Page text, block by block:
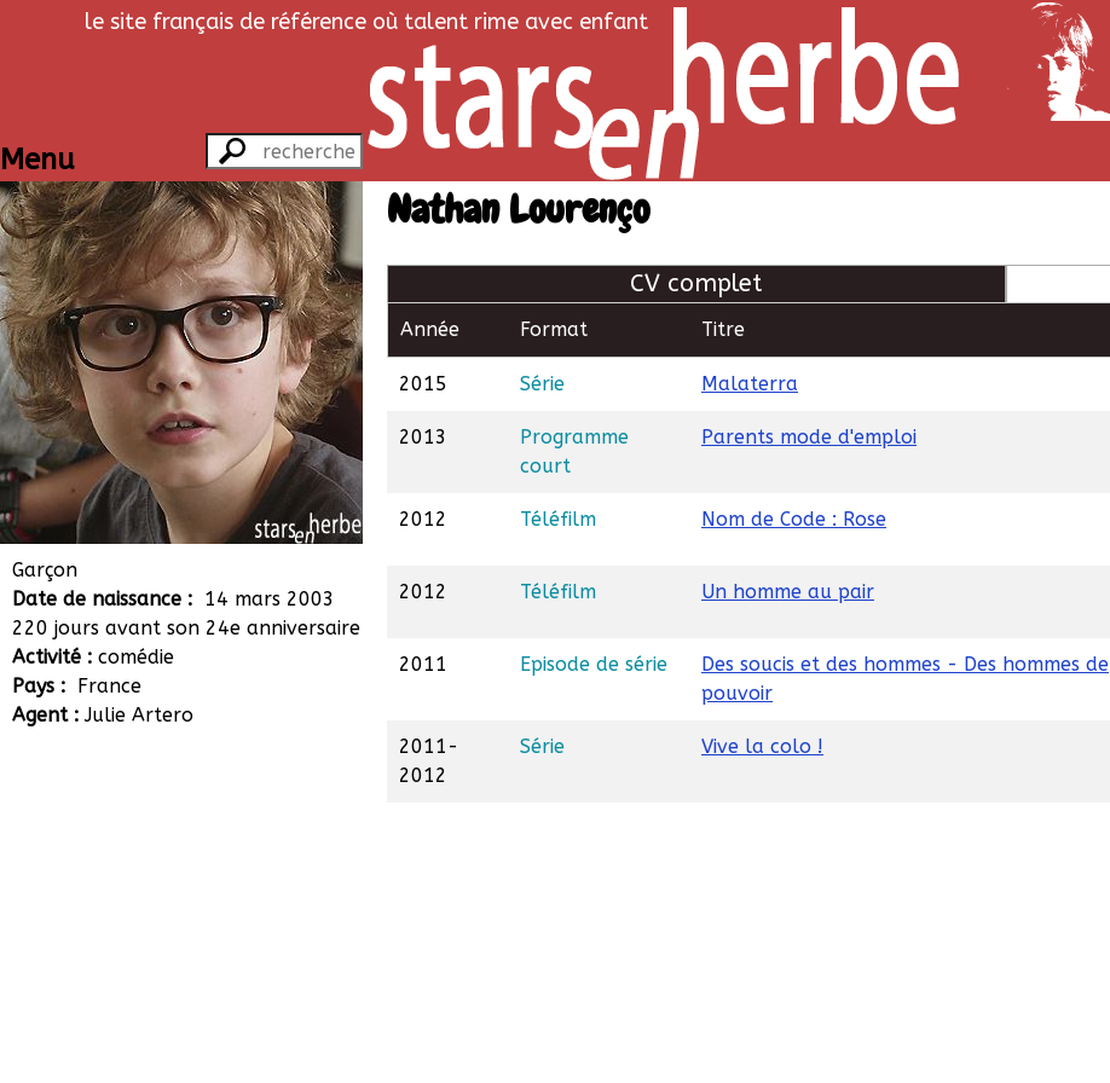
le site français de référence où talent rime avec enfant
Menu
Nathan Lourenço
Garçon
Date de naissance : 14 mars 2003
220 jours avant son 24e anniversaire
Activité : comédie
Pays : France
Agent :Julie Artero
Nathan Lourenço
CV complet
Année Format Titre
2015 Série Malaterra
2013
Programme
court
Parents mode d'emploi
2012 Téléfilm Nom de Code : Rose
2012 Téléfilm Un homme au pair
2011 Episode de série
Des soucis et des hommes - Des hommes de
pouvoir
2011-
2012
Série Vive la colo !